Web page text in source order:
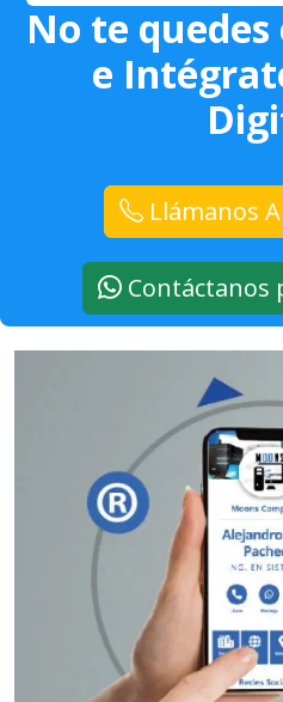
No te quedes
e
Llámanos
Contáctanos